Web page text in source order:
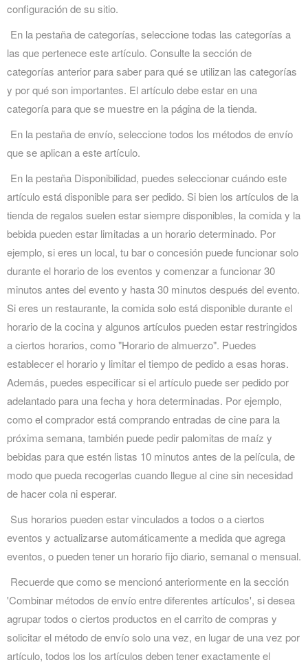
configuración de su sitio.
En la pestaña de categorías, seleccione todas las categorías a
las que pertenece este artículo. Consulte la sección de
categorías anterior para saber para qué se utilizan las categorías
y por qué son importantes. El artículo debe estar en una
categoría para que se muestre en la página de la tienda.
En la pestaña de envío, seleccione todos los métodos de envío
que se aplican a este artículo.
En la pestaña Disponibilidad, puedes seleccionar cuándo este
artículo está disponible para ser pedido. Si bien los artículos de la
tienda de regalos suelen estar siempre disponibles, la comida y la
bebida pueden estar limitadas a un horario determinado. Por
ejemplo, si eres un local, tu bar o concesión puede funcionar solo
durante el horario de los eventos y comenzar a funcionar 30
minutos antes del evento y hasta 30 minutos después del evento.
Si eres un restaurante, la comida solo está disponible durante el
horario de la cocina y algunos artículos pueden estar restringidos
a ciertos horarios, como "Horario de almuerzo". Puedes
establecer el horario y limitar el tiempo de pedido a esas horas.
Además, puedes especificar si el artículo puede ser pedido por
adelantado para una fecha y hora determinadas. Por ejemplo,
como el comprador está comprando entradas de cine para la
próxima semana, también puede pedir palomitas de maíz y
bebidas para que estén listas 10 minutos antes de la película, de
modo que pueda recogerlas cuando llegue al cine sin necesidad
de hacer cola ni esperar.
Sus horarios pueden estar vinculados a todos o a ciertos
eventos y actualizarse automáticamente a medida que agrega
eventos, o pueden tener un horario fijo diario, semanal o mensual.
Recuerde que como se mencionó anteriormente en la sección
'Combinar métodos de envío entre diferentes artículos', si desea
agrupar todos o ciertos productos en el carrito de compras y
solicitar el método de envío solo una vez, en lugar de una vez por
artículo, todos los los artículos deben tener exactamente el